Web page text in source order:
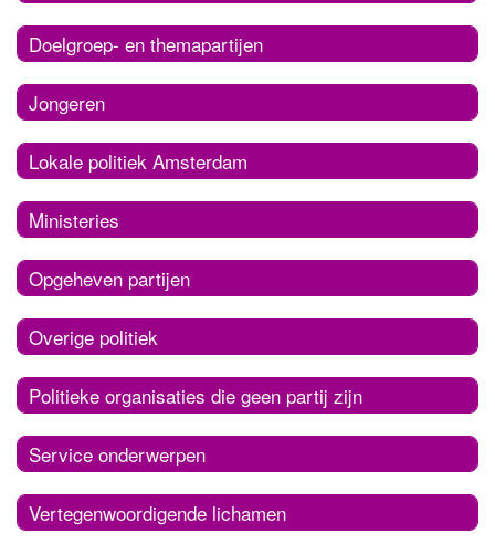
Doelgroep- en themapartijen
Jongeren
Lokale politiek Amsterdam
Ministeries
Opgeheven partijen
Overige politiek
Politieke organisaties die geen partij zijn
Service onderwerpen
Vertegenwoordigende lichamen